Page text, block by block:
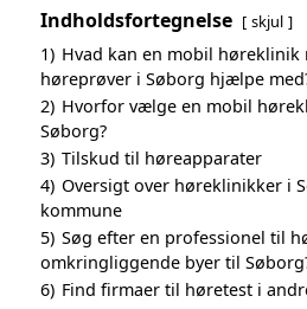
Indholdsfortegnelse skjul
1) Hvad kan en mobil høreklinik
høreprøver i Søborg hjælpe
2) Hvorfor vælge en mobil
Søborg?
3) Tilskud til høreapparater
4) Oversigt over høreklinikker i
kommune
5) Søg efter en professionel til
omkringliggende byer til
6) Find firmaer til høretest i